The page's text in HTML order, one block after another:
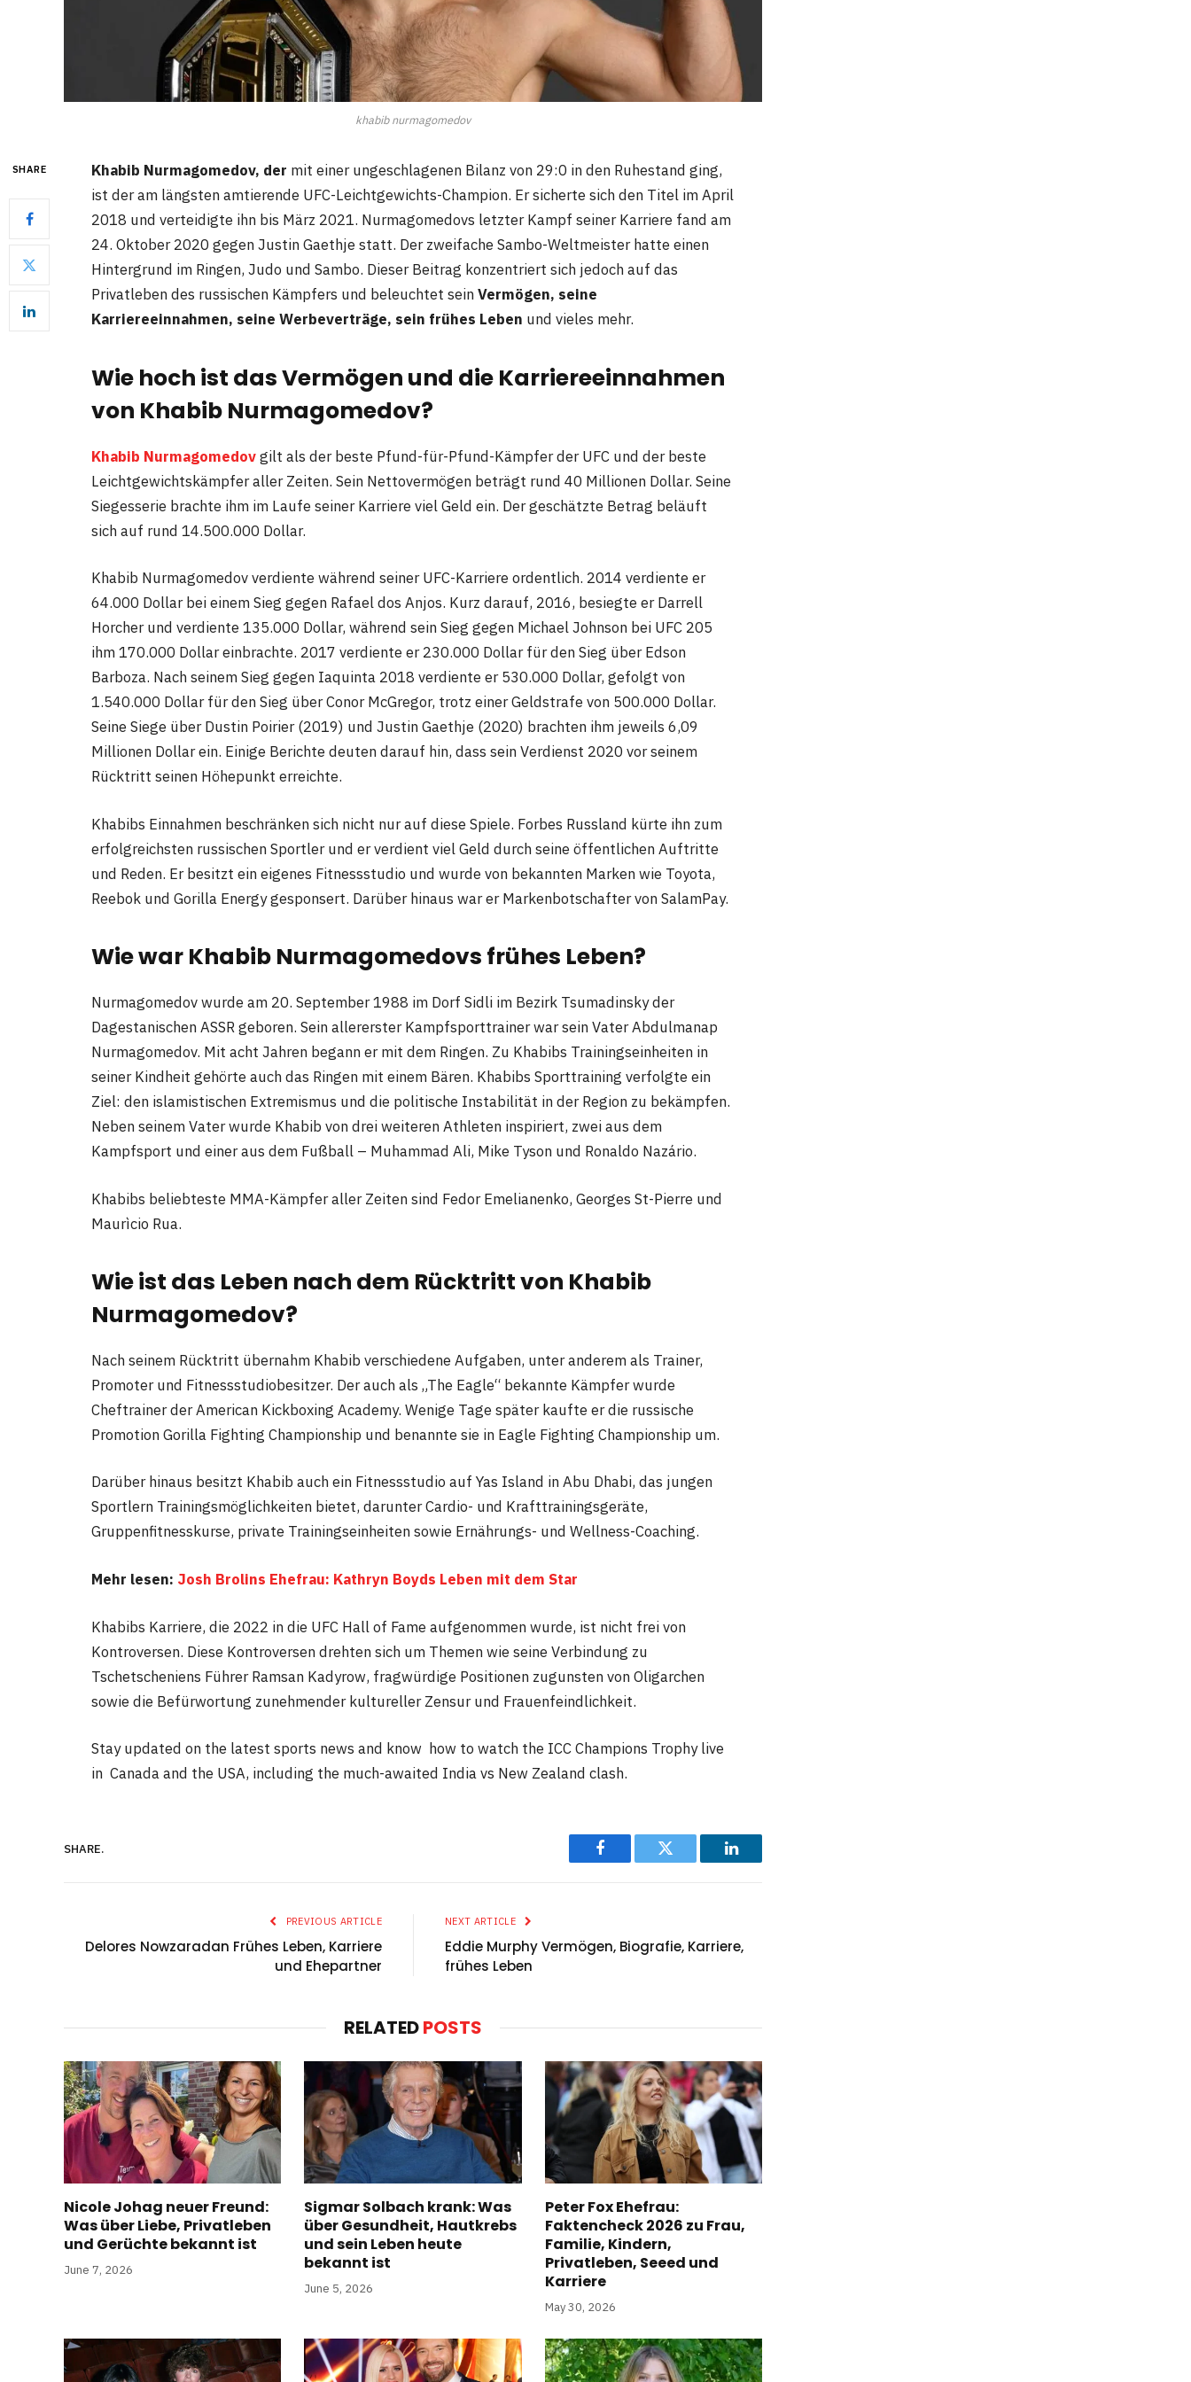
khabib nurmagomedov
SHARE Khabib Nurmagomedov, der mit einer ungeschlagenen Bilanz von 29:0 in den Ruhestand ging,
ist der am längsten amtierende UFC-Leichtgewichts-Champion. Er sicherte sich den Titel im April
2018 und verteidigte ihn bis März 2021. Nurmagomedovs letzter Kampf seiner Karriere fand am
24. Oktober 2020 gegen Justin Gaethje statt. Der zweifache Sambo-Weltmeister hatte einen
Hintergrund im Ringen, Judo und Sambo. Dieser Beitrag konzentriert sich jedoch auf das
Privatleben des russischen Kämpfers und beleuchtet seinVermögen, seine
Karriereeinnahmen, seine Werbeverträge, sein frühes Leben und vieles mehr.
Wie hoch ist das Vermögen und die Karriereeinnahmen
von Khabib Nurmagomedov?
Khabib Nurmagomedovgilt als der beste Pfund-für-Pfund-Kämpfer der UFC und der beste
Leichtgewichtskämpfer aller Zeiten. Sein Nettovermögen beträgt rund 40 Millionen Dollar. Seine
Siegesserie brachte ihm im Laufe seiner Karriere viel Geld ein. Der geschätzte Betrag beläuft
sich auf rund 14.500.000 Dollar.
Khabib Nurmagomedov verdiente während seiner UFC-Karriere ordentlich. 2014 verdiente er
64.000 Dollar bei einem Sieg gegen Rafael dos Anjos. Kurz darauf, 2016, besiegte er Darrell
Horcher und verdiente 135.000 Dollar, während sein Sieg gegen Michael Johnson bei UFC 205
ihm 170.000 Dollar einbrachte. 2017 verdiente er 230.000 Dollar für den Sieg über Edson
Barboza. Nach seinem Sieg gegen Iaquinta 2018 verdiente er 530.000 Dollar, gefolgt von
1.540.000 Dollar für den Sieg über Conor McGregor, trotz einer Geldstrafe von 500.000 Dollar.
Seine Siege über Dustin Poirier (2019) und Justin Gaethje (2020) brachten ihm jeweils 6,09
Millionen Dollar ein. Einige Berichte deuten darauf hin, dass sein Verdienst 2020 vor seinem
Rücktritt seinen Höhepunkt erreichte.
Khabibs Einnahmen beschränken sich nicht nur auf diese Spiele. Forbes Russland kürte ihn zum
erfolgreichsten russischen Sportler und er verdient viel Geld durch seine öffentlichen Auftritte
und Reden. Er besitzt ein eigenes Fitnessstudio und wurde von bekannten Marken wie Toyota,
Reebok und Gorilla Energy gesponsert. Darüber hinaus war er Markenbotschafter von SalamPay.
Wie war Khabib Nurmagomedovs frühes Leben?
Nurmagomedov wurde am 20. September 1988 im Dorf Sidli im Bezirk Tsumadinsky der
Dagestanischen ASSR geboren. Sein allererster Kampfsporttrainer war sein Vater Abdulmanap
Nurmagomedov. Mit acht Jahren begann er mit dem Ringen. Zu Khabibs Trainingseinheiten in
seiner Kindheit gehörte auch das Ringen mit einem Bären. Khabibs Sporttraining verfolgte ein
Ziel: den islamistischen Extremismus und die politische Instabilität in der Region zu bekämpfen.
Neben seinem Vater wurde Khabib von drei weiteren Athleten inspiriert, zwei aus dem
Kampfsport und einer aus dem Fußball – Muhammad Ali, Mike Tyson und Ronaldo Nazário.
Khabibs beliebteste MMA-Kämpfer aller Zeiten sind Fedor Emelianenko, Georges St-Pierre und
Maurìcio Rua.
Wie ist das Leben nach dem Rücktritt von Khabib
Nurmagomedov?
Nach seinem Rücktritt übernahm Khabib verschiedene Aufgaben, unter anderem als Trainer,
Promoter und Fitnessstudiobesitzer. Der auch als „The Eagle“ bekannte Kämpfer wurde
Cheftrainer der American Kickboxing Academy. Wenige Tage später kaufte er die russische
Promotion Gorilla Fighting Championship und benannte sie in Eagle Fighting Championship um.
Darüber hinaus besitzt Khabib auch ein Fitnessstudio auf Yas Island in Abu Dhabi, das jungen
Sportlern Trainingsmöglichkeiten bietet, darunter Cardio- und Krafttrainingsgeräte,
Gruppenfitnesskurse, private Trainingseinheiten sowie Ernährungs- und Wellness-Coaching.
Mehr lesen: Josh Brolins Ehefrau: Kathryn Boyds Leben mit dem Star
Khabibs Karriere, die 2022 in die UFC Hall of Fame aufgenommen wurde, ist nicht frei von
Kontroversen. Diese Kontroversen drehten sich um Themen wie seine Verbindung zu
Tschetscheniens Führer Ramsan Kadyrow, fragwürdige Positionen zugunsten von Oligarchen
sowie die Befürwortung zunehmender kultureller Zensur und Frauenfeindlichkeit.
Stay updated on the latest sports news and know how to watch the ICC Champions Trophy live
in Canada and the USA, including the much-awaited India vs New Zealand clash.
SHARE.
Facebook Twitter LinkedIn
PREVIOUS ARTICLE
Delores Nowzaradan Frühes Leben, Karriere
und Ehepartner
NEXT ARTICLE
Eddie Murphy Vermögen, Biografie, Karriere,
frühes Leben
RELATEDPOSTS
Nicole Johag neuer Freund:
Was über Liebe, Privatleben
und Gerüchte bekannt ist
June 7, 2026
Sigmar Solbach krank: Was
über Gesundheit, Hautkrebs
und sein Leben heute
bekannt ist
June 5, 2026
Peter Fox Ehefrau:
Faktencheck 2026 zu Frau,
Familie, Kindern,
Privatleben, Seeed und
Karriere
May 30, 2026